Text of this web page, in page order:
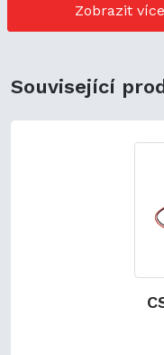
navíc podporuje
flexibilitu.
Zobrazit více
Související